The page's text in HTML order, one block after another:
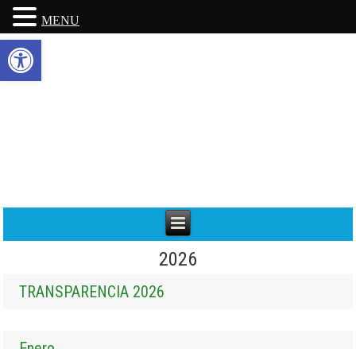
2026
TRANSPARENCIA 2026
MENU
Abrir barra de herramientas